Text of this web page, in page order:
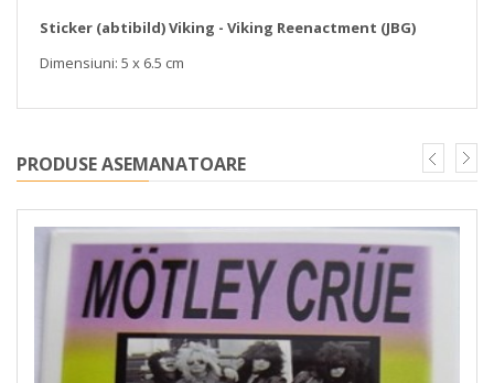
Sticker (abtibild) Viking - Viking Reenactment (JBG)
Dimensiuni: 5 x 6.5 cm
PRODUSE ASEMANATOARE